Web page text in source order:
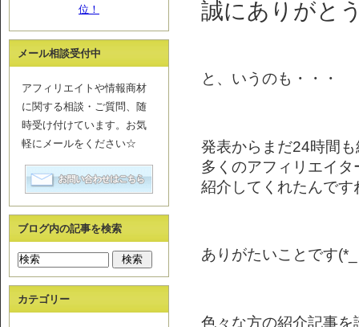
誠にありがと
と、いうのも・・・
発表からまだ24時間
多くのアフィリエイタ
紹介してくれたんです
ありがたいことです
色々な方の紹介記事を
位！
メール相談受付中
アフィリエイトや情報商材
に関する相談・ご質問、随
時受け付けています。お気
軽にメールをください☆
ブログ内の記事を検索
カテゴリー